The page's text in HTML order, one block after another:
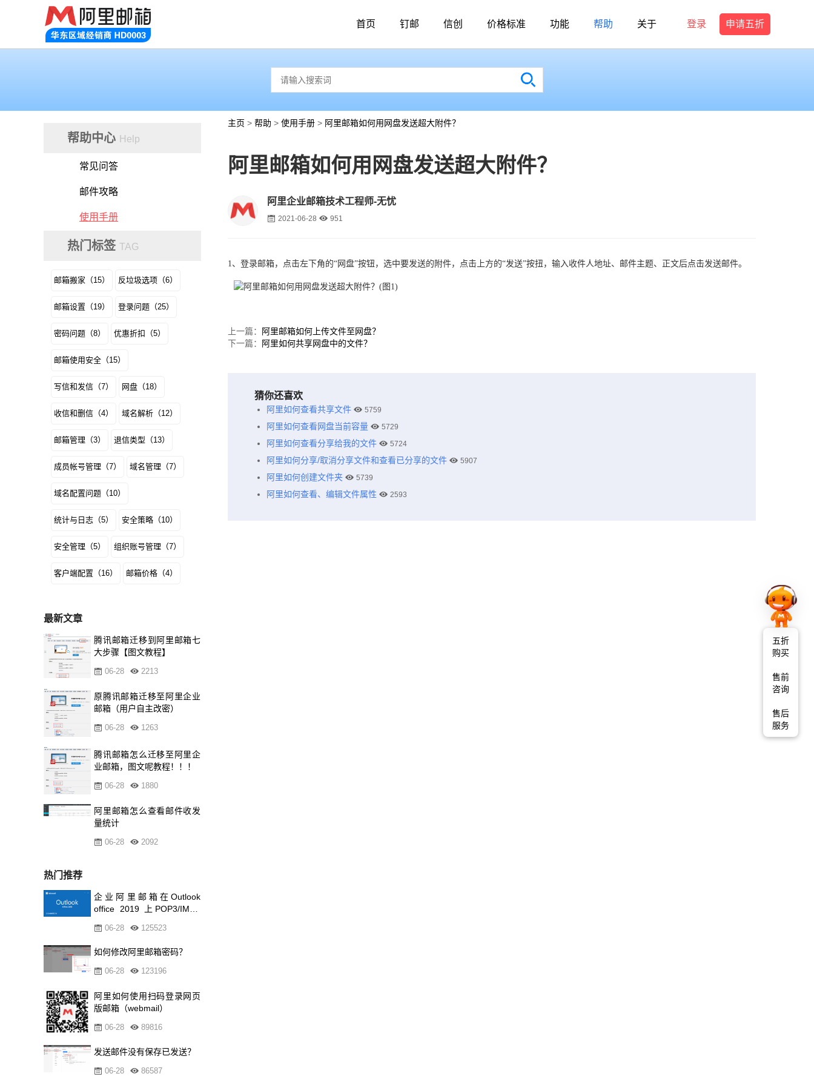
首页 钉邮 信创 价格标准 功能 帮助 关于 登录 申请五折
主页 > 帮助 > 使用手册 > 阿里邮箱如何用网盘发送超大附件？
阿里邮箱如何用网盘发送超大附件？
阿里企业邮箱技术工程师-无忧
2021-06-28 951
1、登录邮箱，点击左下角的“网盘”按钮， 选中要发送的附件，点击上方的“发送”按扭， 输入收件人地址、邮件主题、正文后点击发送邮件。
上一篇：
阿里邮箱如何上传文件至网盘？
下一篇：
阿里如何共享网盘中的文件？
猜你还喜欢
阿里如何查看共享文件 5759
阿里如何查看网盘当前容量 5729
阿里如何查看分享给我的文件 5724
阿里如何分享/取消分享文件和查看已分享的文件 5907
阿里如何创建文件夹 5739
阿里如何查看、编辑文件属性 2593
帮助中心 Help
常见问答
邮件攻略
使用手册
热门标签 TAG
邮箱搬家（15） 反垃圾选项（6）
邮箱设置（19） 登录问题（25）
密码问题（8） 优惠折扣（5）
邮箱使用安全（15）
写信和发信（7） 网盘（18）
收信和删信（4） 域名解析（12）
邮箱管理（3） 退信类型（13）
成员帐号管理（7） 域名管理（7）
域名配置问题（10）
统计与日志（5） 安全策略（10）
安全管理（5） 组织账号管理（7）
客户端配置（16） 邮箱价格（4）
最新文章
腾讯邮箱迁移到阿里邮箱七
大步骤【图文教程】
06-28 2213
原腾讯邮箱迁移至阿里企业
邮箱（用户自主改密）
06-28 1263
腾讯邮箱怎么迁移至阿里企
业邮箱，图文呢教程！！！
06-28 1880
阿里邮箱怎么查看邮件收发
量统计
06-28 2092
热门推荐
企业阿里邮箱在Outlook
office 2019 上POP3/IMAP
06-28 125523
如何修改阿里邮箱密码？
06-28 123196
阿里如何使用扫码登录网页
版邮箱（webmail）
06-28 89816
发送邮件没有保存已发送？
06-28 86587
五折
购买
售前
咨询
售后
服务